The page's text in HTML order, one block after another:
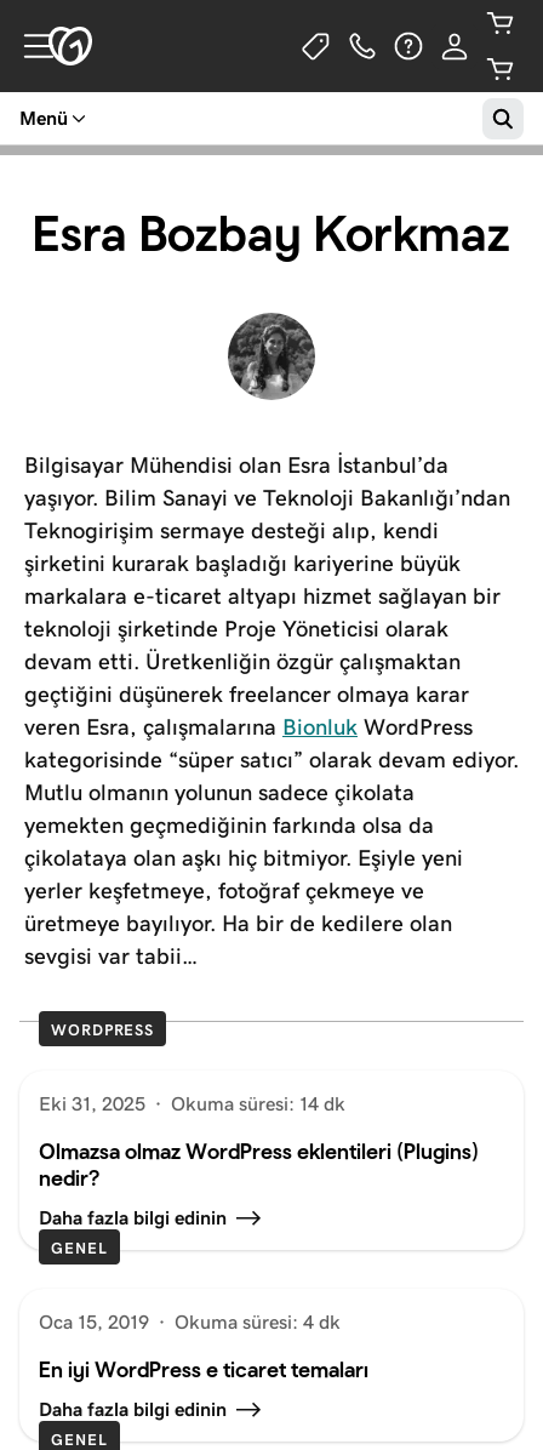
Menü
Esra Bozbay Korkmaz
Bilgisayar Mühendisi olan Esra İstanbul’da
yaşıyor. Bilim Sanayi ve Teknoloji Bakanlığı’ndan
Teknogirişim sermaye desteği alıp, kendi
şirketini kurarak başladığı kariyerine büyük
markalara e-ticaret altyapı hizmet sağlayan bir
teknoloji şirketinde Proje Yöneticisi olarak
devam etti. Üretkenliğin özgür çalışmaktan
geçtiğini düşünerek freelancer olmaya karar
veren Esra, çalışmalarına Bionluk WordPress
kategorisinde “süper satıcı” olarak devam ediyor.
Mutlu olmanın yolunun sadece çikolata
yemekten geçmediğinin farkında olsa da
çikolataya olan aşkı hiç bitmiyor. Eşiyle yeni
yerler keşfetmeye, fotoğraf çekmeye ve
üretmeye bayılıyor. Ha bir de kedilere olan
sevgisi var tabii…
WORDPRESS
Eki 31, 2025 · Okuma süresi: 14 dk
Olmazsa olmaz WordPress eklentileri (Plugins)
nedir?
Daha fazla bilgi edinin
GENEL
Oca 15, 2019 · Okuma süresi: 4 dk
En iyi WordPress e ticaret temaları
Daha fazla bilgi edinin
GENEL